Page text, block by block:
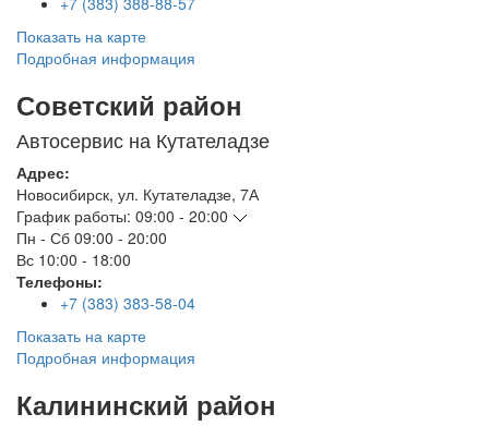
Показать на карте
Подробная информация
Советский район
Автосервис на Кутателадзе
Адрес:
Новосибирск, ул. Кутателадзе, 7А
График работы: 09:00 - 20:00
Пн - Сб 09:00 - 20:00
Вс 10:00 - 18:00
Телефоны:
+7 (383) 383-58-04
Показать на карте
Подробная информация
Калининский район